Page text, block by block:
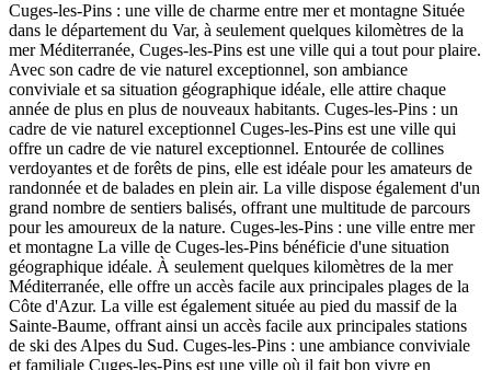
Cuges-les-Pins : une ville de charme entre mer et montagne Située
dans le département du Var, à seulement quelques kilomètres de la
mer Méditerranée, Cuges-les-Pins est une ville qui a tout pour plaire.
Avec son cadre de vie naturel exceptionnel, son ambiance
conviviale et sa situation géographique idéale, elle attire chaque
année de plus en plus de nouveaux habitants. Cuges-les-Pins : un
cadre de vie naturel exceptionnel Cuges-les-Pins est une ville qui
offre un cadre de vie naturel exceptionnel. Entourée de collines
verdoyantes et de forêts de pins, elle est idéale pour les amateurs de
randonnée et de balades en plein air. La ville dispose également d'un
grand nombre de sentiers balisés, offrant une multitude de parcours
pour les amoureux de la nature. Cuges-les-Pins : une ville entre mer
et montagne La ville de Cuges-les-Pins bénéficie d'une situation
géographique idéale. À seulement quelques kilomètres de la mer
Méditerranée, elle offre un accès facile aux principales plages de la
Côte d'Azur. La ville est également située au pied du massif de la
Sainte-Baume, offrant ainsi un accès facile aux principales stations
de ski des Alpes du Sud. Cuges-les-Pins : une ambiance conviviale
et familiale Cuges-les-Pins est une ville où il fait bon vivre en